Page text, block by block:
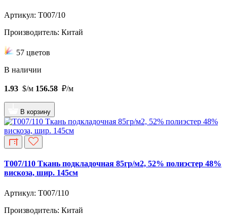
Артикул: T007/10
Производитель: Китай
57 цветов
В наличии
1.93 $/м 156.58 ₽/м
В корзину
T007/110 Ткань подкладочная 85гр/м2, 52% полиэстер 48%
вискоза, шир. 145см
Артикул: T007/110
Производитель: Китай